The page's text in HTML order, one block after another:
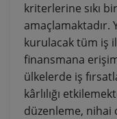
kriterlerine sıkı
amaçlamaktadır.
kurulacak tüm iş
finansmana
ülkelerde iş
kârlılığı
düzenleme,